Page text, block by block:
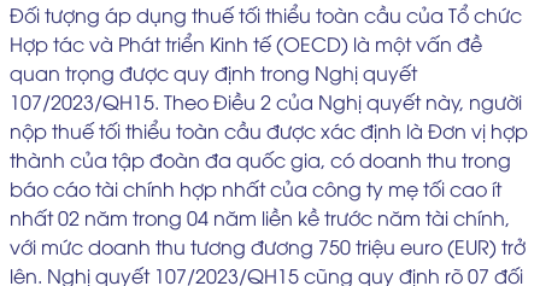
Đối tượng áp dụng thuế tối thiểu toàn cầu của Tổ chức
Hợp tác và Phát triển Kinh tế (OECD) là một vấn đề
quan trọng được quy định trong Nghị quyết
107/2023/QH15. Theo Điều 2 của Nghị quyết này, người
nộp thuế tối thiểu toàn cầu được xác định là Đơn vị hợp
thành của tập đoàn đa quốc gia, có doanh thu trong
báo cáo tài chính hợp nhất của công ty mẹ tối cao ít
nhất 02 năm trong 04 năm liền kề trước năm tài chính,
với mức doanh thu tương đương 750 triệu euro (EUR) trở
lên. Nghị quyết 107/2023/QH15 cũng quy định rõ 07 đối